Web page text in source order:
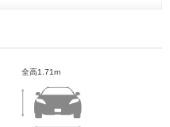
全高1.71m